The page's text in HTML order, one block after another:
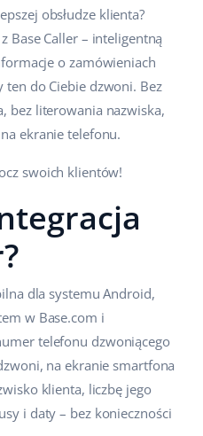
obsłudze klienta?
Base Caller – inteligentną
o zamówieniach
do Ciebie dzwoni. Bez
bez literowania nazwiska,
ekranie telefonu.
swoich klientów!
dla systemu Android,
w Base.com i
telefonu dzwoniącego
na ekranie smartfona
klienta, liczbę jego
i daty – bez konieczności